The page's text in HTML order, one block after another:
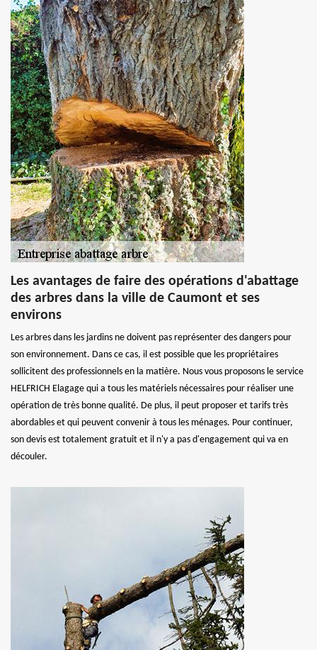
Les avantages de faire des opérations d'abattage
des arbres dans la ville de Caumont et ses
environs
Les arbres dans les jardins ne doivent pas représenter des dangers pour
son environnement. Dans ce cas, il est possible que les propriétaires
sollicitent des professionnels en la matière. Nous vous proposons le service
HELFRICH Elagage qui a tous les matériels nécessaires pour réaliser une
opération de très bonne qualité. De plus, il peut proposer et tarifs très
abordables et qui peuvent convenir à tous les ménages. Pour continuer,
son devis est totalement gratuit et il n'y a pas d'engagement qui va en
découler.